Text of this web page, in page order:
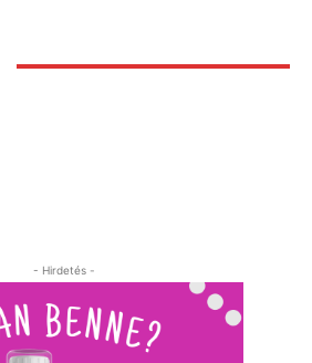
- Hirdetés -